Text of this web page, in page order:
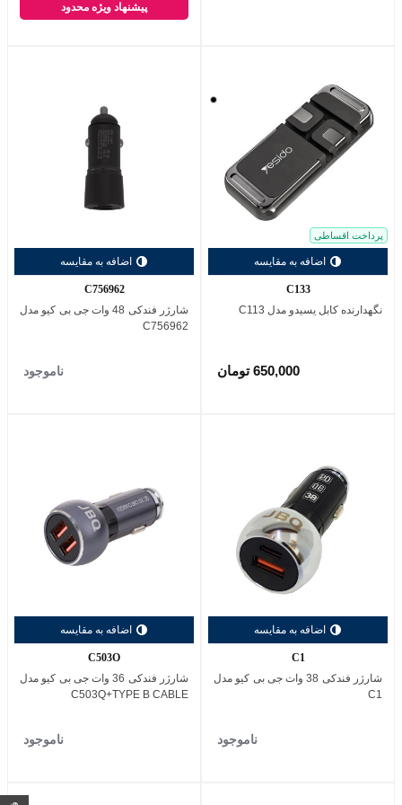
پیشنهاد ویژه محدود
پرداخت اقساطی
اضافه به مقایسه
مشکی
C133
نگهدارنده کابل یسیدو مدل C113
650,000 تومان
اضافه به مقایسه
C756962
شارژر فندکی 48 وات جی بی کیو مدل
C756962
ناموجود
اضافه به مقایسه
C1
شارژر فندکی 38 وات جی بی کیو مدل
C1
ناموجود
اضافه به مقایسه
C503Q
شارژر فندکی 36 وات جی بی کیو مدل
C503Q+TYPE B CABLE
ناموجود